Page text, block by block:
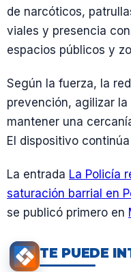
de narcóticos,
viales y presencia
espacios públicos y
Según la fuerza, la
prevención, agilizar
mantener una
El dispositivo
La entrada La Policía
saturación barrial en
se publicó primero en
TE PUEDE